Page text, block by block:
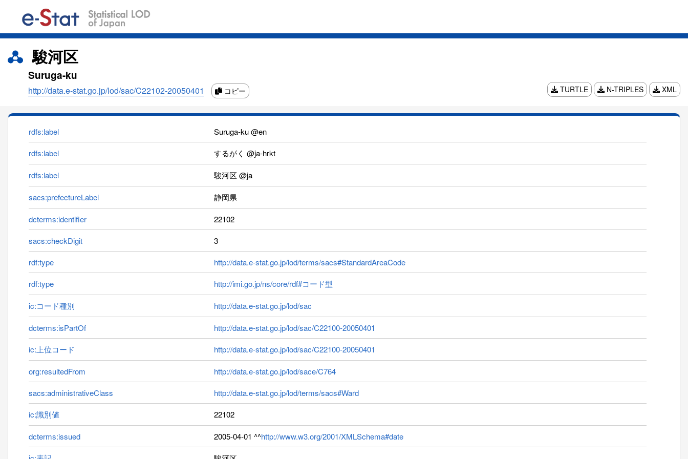
駿河区
Suruga-ku
http://data.e-stat.go.jp/lod/sac/C22102-20050401 コピー TURTLE N-TRIPLES XML
rdfs:label
Suruga-ku @en
rdfs:label
するがく @ja-hrkt
rdfs:label 駿河区 @ja
sacs:prefectureLabel 静岡県
dcterms:identifier
22102
sacs:checkDigit
3
rdf:type
http://data.e-stat.go.jp/lod/terms/sacs#StandardAreaCode
rdf:type
http://imi.go.jp/ns/core/rdf#コード型
ic:コード種別 http://data.e-stat.go.jp/lod/sac
dcterms:isPartOf
http://data.e-stat.go.jp/lod/sac/C22100-20050401
ic:上位コード
http://data.e-stat.go.jp/lod/sac/C22100-20050401
org:resultedFrom
http://data.e-stat.go.jp/lod/sace/C764
sacs:administrativeClass
http://data.e-stat.go.jp/lod/terms/sacs#Ward
ic:識別値
22102
dcterms:issued 2005-04-01 ^^http://www.w3.org/2001/XMLSchema#date